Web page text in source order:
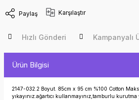
Paylaş Karşılaştır
Hızlı Gönderi Kampanyalı
Ürün Bilgisi
2147-032.2 Boyut. 85cm x 95 cm %100 Cotton
yıkayınız.ağartıcı kullanmayınız,tamburlu kurutma